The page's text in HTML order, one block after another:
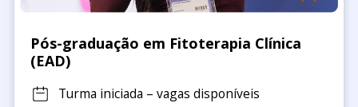
Pós-graduação em Fitoterapia Clínica
(EAD)
Turma iniciada – vagas disponíveis